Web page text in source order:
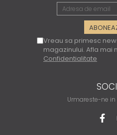
Vreau sa primesc
magazinului. Afla mai
Confidentialitate
Urmareste-ne